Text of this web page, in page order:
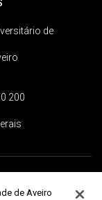
de
200
de Aveiro